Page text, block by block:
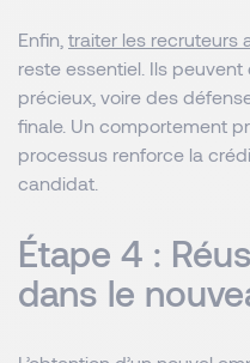
Enfin, traiter les recruteurs
reste essentiel. Ils
précieux, voire des
finale. Un comportement
processus renforce la
candidat.
Étape 4 :
dans le